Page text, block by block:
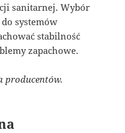
sanitarnej. Wybór
systemów
stabilność
zapachowe.
producentów.